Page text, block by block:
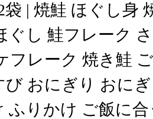
袋 | 焼鮭 ほぐし身
ぐし 鮭フレーク
フレーク 焼き鮭
び おにぎり おに
ふりかけ ご飯に合